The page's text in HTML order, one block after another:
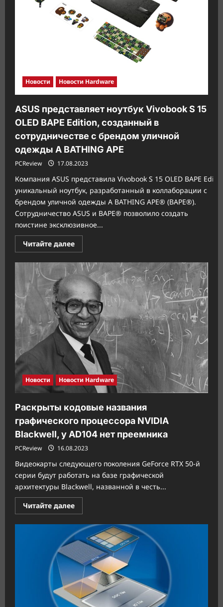
Новости Новости Hardware
ASUS представляет ноутбук Vivobook S 15
OLED BAPE Edition, созданный в
сотрудничестве с брендом уличной
одежды A BATHING APE
PCReview 17.08.2023
Компания ASUS представила Vivobook S 15 OLED BAPE
уникальный ноутбук, разработанный в коллаборации с
брендом уличной одежды A BATHING APE® (BAPE®).
Сотрудничество ASUS и BAPE® позволило создать
поистине эксклюзивное...
Читайте далееПрочитать
больше
ASUS
представляет
ноутбук
Vivobook
S
15
OLED
BAPE
Edition,
созданный
в
сотрудничестве
с
брендом
уличной
одежды
A
BATHING
APE
Новости Новости Hardware
Раскрыты кодовые названия
графического процессора NVIDIA
Blackwell, у AD104 нет преемника
PCReview 16.08.2023
Видеокарты следующего поколения GeForce RTX 50-й
серии будут работать на базе графической
архитектуры Blackwell, названной в честь...
Читайте далееПрочитать
больше
Раскрыты
кодовые
названия
графического
процессора
NVIDIA
Blackwell,
у
AD104
нет
преемника